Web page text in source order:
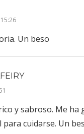
Un beso
y sabroso. Me ha
para cuidarse. Un